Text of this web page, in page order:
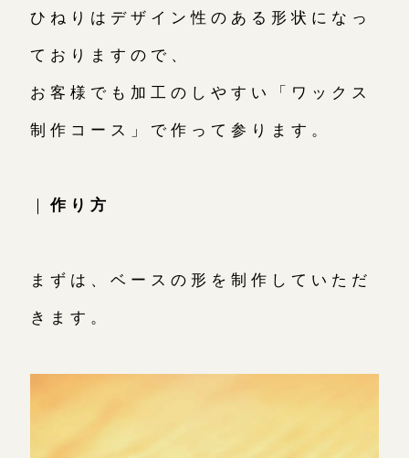
ひねりはデザイン性のある形状になっ
ておりますので、
お客様でも加工のしやすい「ワックス
制作コース」で作って参ります。
｜ 作り方
まずは、ベースの形を制作していただ
きます。